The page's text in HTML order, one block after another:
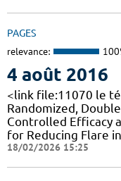
PAGES
relevance:
4 août 2016
<link file:11070 le
Randomized,
Controlled Efficacy
for Reducing Flare
18/02/2026 15:25